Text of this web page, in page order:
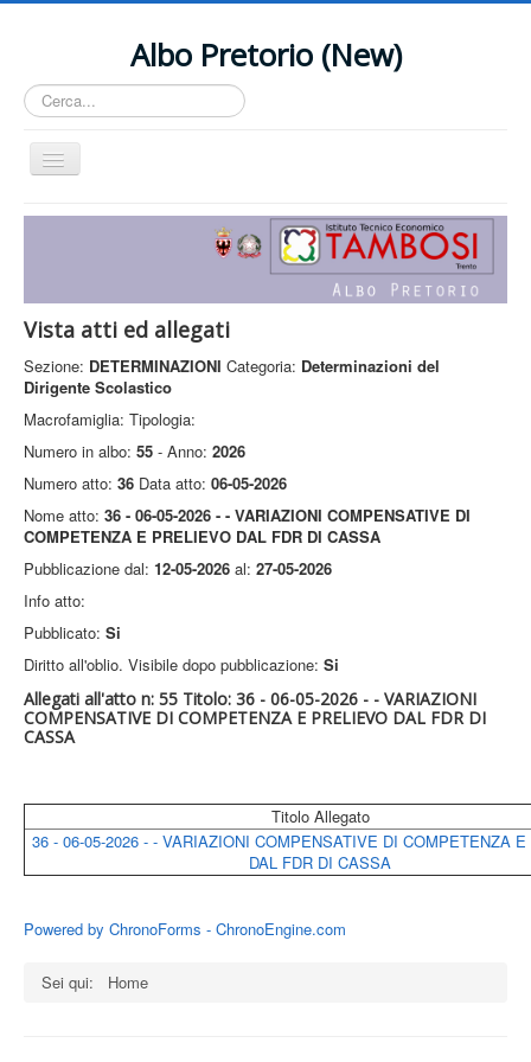
Albo Pretorio (New)
Cerca...
Cambia
navigazione
Home
Vista atti ed allegati
Sezione: DETERMINAZIONI Categoria: Determinazioni del
Dirigente Scolastico
Macrofamiglia: Tipologia:
Numero in albo: 55 - Anno: 2026
Numero atto: 36 Data atto: 06-05-2026
Nome atto: 36 - 06-05-2026 - - VARIAZIONI COMPENSATIVE DI
COMPETENZA E PRELIEVO DAL FDR DI CASSA
Pubblicazione dal: 12-05-2026 al: 27-05-2026
Info atto:
Pubblicato: Si
Diritto all'oblio. Visibile dopo pubblicazione: Si
Allegati all'atto n: 55 Titolo: 36 - 06-05-2026 - - VARIAZIONI
COMPENSATIVE DI COMPETENZA E PRELIEVO DAL FDR DI
CASSA
Titolo Allegato
36 - 06-05-2026 - - VARIAZIONI COMPENSATIVE DI COMPETENZA
DAL FDR DI CASSA
Powered by ChronoForms - ChronoEngine.com
Sei qui: Home